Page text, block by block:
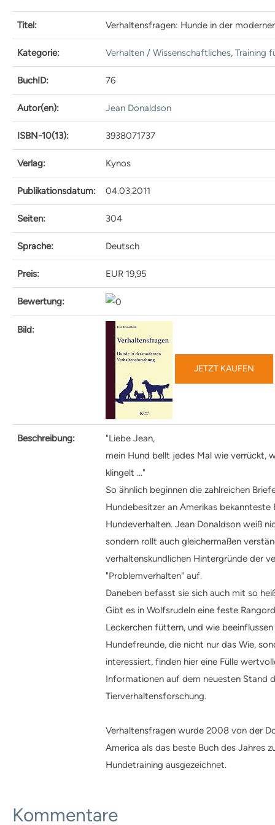
ordentliche Mitgliedschaft
Qualitätskriterien
BHV-Gütesiegel
Multimedia
Audios: BHV Podcast
Videos: Online-Diskussionsrunden
BHV Service UG
BHV-Service UG
Hinweise zum Datenschutz
HundetrainerWeiterbildung und Beruf
Nachrichten
Weiterbildung
Hundetrainer als Beruf
IHK-Zertifikat
Voraussetzungen
Kosten
Praxisbetriebe
Fachpraktischer
Leistungsnachweis
FAQ
Tiergestützte Intervention (IHK)
Praxisbetriebe
Multimedia
Audios: BHV Podcast
Videos: Online-Diskussionsrunden
Service
Downloads für Hundetrainer
Hundetrainer werden im BHV
Neuigkeiten
Bekanntmachungen
Archiv
Mitgliederbetriebe
Hundehalter
Hundeschulen-Verzeichnis
Ausbildung Hund +
Hundeführerschein
Anerkennung |
Vergünstigungen
Informationen zur Prüfung
Lern-Ressourcen
Vollversion – alle Fragen
Prüfungsaufgaben Praxisteil
Infos für Veranstalter
Titel: Verhaltensfragen: Hunde in der
Kategorie: Verhalten / Wissenschaftliches, Training
BuchID: 76
Autor(en): Jean Donaldson
ISBN-10(13): 3938071737
Verlag: Kynos
Publikationsdatum: 04.03.2011
Seiten: 304
Sprache: Deutsch
Preis: EUR 19,95
Bewertung:
Bild:
JETZT KAUFEN
Beschreibung:
"Liebe Jean,
mein Hund bellt jedes Mal wie verrückt,
klingelt ..."
So ähnlich beginnen die zahlreichen
Hundebesitzer an Amerikas bekannteste
Hundeverhalten. Jean Donaldson weiß
sondern rollt auch gleichermaßen
verhaltenskundlichen Hintergründe der
"Problemverhalten" auf.
Daneben befasst sie sich auch mit so
Gibt es in Wolfsrudeln eine feste
Leckerchen füttern, und wie
Hundefreunde, die nicht nur das Wie,
interessiert, finden hier eine Fülle
Informationen auf dem neuesten Stand
Tierverhaltensforschung.
Verhaltensfragen wurde 2008 von der
America als das beste Buch des Jahres
Hundetraining ausgezeichnet.
Kommentare